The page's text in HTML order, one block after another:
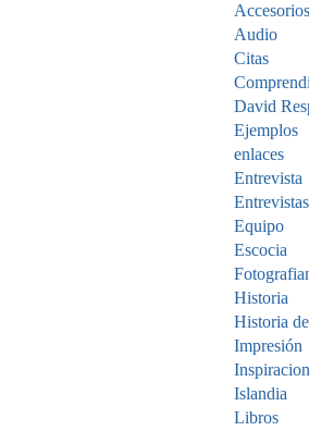
Accesorios
Audio
Citas
David
Ejemplos
enlaces
Entrevista
Entrevistas
Equipo
Escocia
Historia
Historia
Impresión
Islandia
Libros